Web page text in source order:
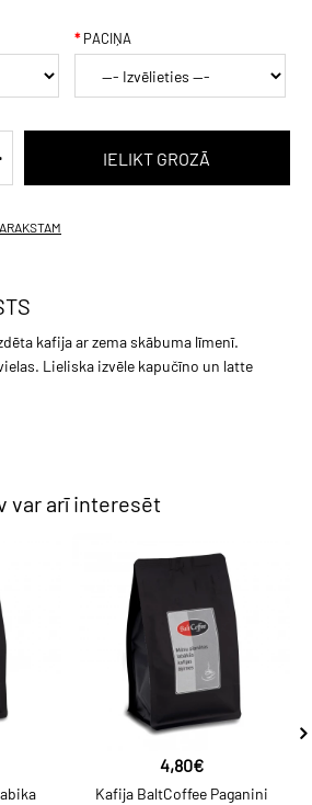
PACIŅA
kafija ar zema skābuma līmenī.
Lieliska izvēle kapučīno un latte
var arī interesēt
4,80€
Kafija BaltCoffee Paganini